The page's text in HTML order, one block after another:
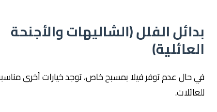
الفلل (الشاليهات والأجنحة
عدم توفر فيلا بمسبح خاص، توجد خيارات أخرى مناسبة